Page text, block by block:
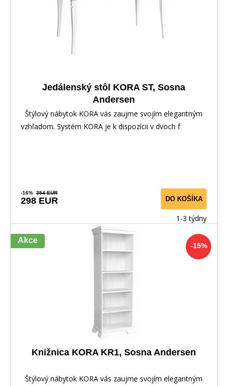
Jedálenský stôl KORA ST, Sosna
Andersen
Štýlový nábytok KORA vás zaujme svojím elegantným
vzhľadom. Systém KORA je k dispozícii v dvoch f
-16% 354 EUR
298 EUR DO KOŠÍKA
1-3 týdny
-15%
Akce
Knižnica KORA KR1, Sosna Andersen
Štýlový nábytok KORA vás zaujme svojím elegantným